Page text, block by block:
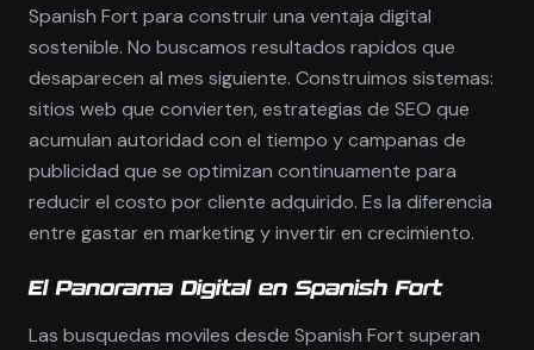
Spanish Fort para construir una ventaja digital
sostenible. No buscamos resultados rapidos que
desaparecen al mes siguiente. Construimos sistemas:
sitios web que convierten, estrategias de SEO que
acumulan autoridad con el tiempo y campanas de
publicidad que se optimizan continuamente para
reducir el costo por cliente adquirido. Es la diferencia
entre gastar en marketing y invertir en crecimiento.
El Panorama Digital en Spanish Fort
Las busquedas moviles desde Spanish Fort superan